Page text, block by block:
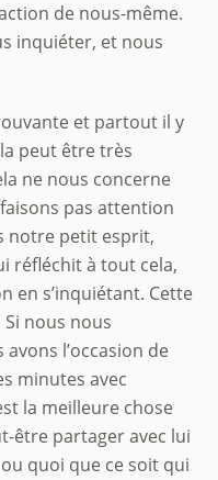
de nous-même.
inquiéter, et nous
et partout il y
peut être très
ne nous concerne
pas attention
notre petit esprit,
réfléchit à tout cela,
en s’inquiétant. Cette
nous nous
l’occasion de
minutes avec
la meilleure chose
être partager avec lui
quoi que ce soit qui